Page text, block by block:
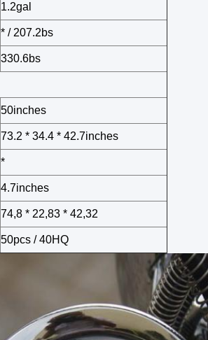
1.2gal
* / 207.2bs
330.6bs
50inches
73.2 * 34.4 * 42.7inches
*
4.7inches
74,8 * 22,83 * 42,32
50pcs / 40HQ